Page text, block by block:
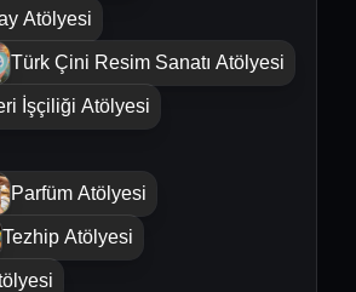
Atölyesi
Türk Çini Resim Sanatı Atölyesi
İşçiliği Atölyesi
Parfüm Atölyesi
Tezhip Atölyesi